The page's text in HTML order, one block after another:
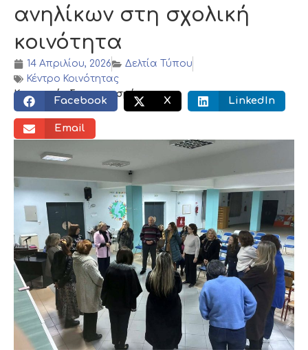
ανηλίκων στη σχολική
κοινότητα
14 Απριλίου, 2026
Δελτία Τύπου
Κέντρο Κοινότητας
Κοινωνικός διαμοιρασμός:
Facebook X LinkedIn
Email